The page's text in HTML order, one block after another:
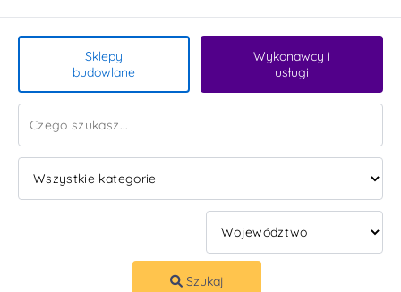
Sklepy
budowlane
Wykonawcy i
usługi
Szukaj